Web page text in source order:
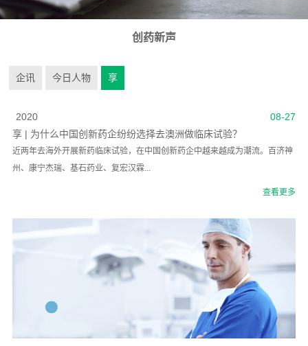
创药新声
企讯 今日人物 享
08-27
2020
享 | 为什么中国创新药企纷纷选择去澳洲做临床试验？
近两年去海外开展新药临床试验，在中国创新药企中越来越成为潮流。百济神
州、康宁杰瑞、基石药业、复宏汉霖...
查看更多